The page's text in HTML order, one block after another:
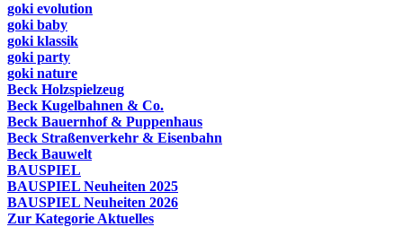
goki evolution
goki baby
goki klassik
goki party
goki nature
Beck Holzspielzeug
Beck Kugelbahnen & Co.
Beck Bauernhof & Puppenhaus
Beck Straßenverkehr & Eisenbahn
Beck Bauwelt
BAUSPIEL
BAUSPIEL Neuheiten 2025
BAUSPIEL Neuheiten 2026
Zur Kategorie Aktuelles